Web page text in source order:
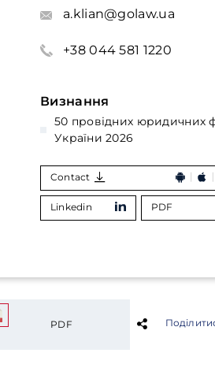
a.klian@golaw.ua
+38 044 581 1220
Визнання
50 провідних юридичних
України 2026
Contact
Linkedin PDF
PDF